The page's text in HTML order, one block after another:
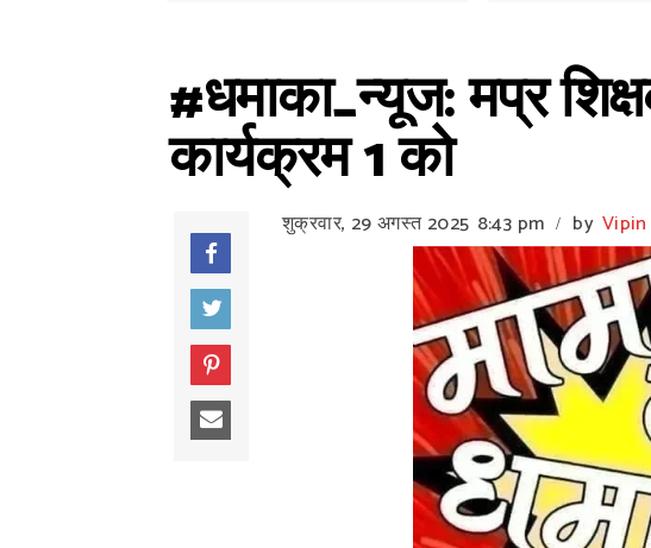
#धमाका_न्यूज: मप्र
कार्यक्रम 1 को
शुक्रवार, 29 अगस्त 2025 8:43 pm / by Vipin